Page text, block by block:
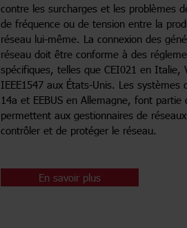
contre les surcharges et les problèmes
de fréquence ou de tension entre la
réseau lui-même. La connexion des
réseau doit être conforme à des
spécifiques, telles que CEI021 en Italie,
IEEE1547 aux États-Unis. Les
14a et EEBUS en Allemagne, font
permettent aux gestionnaires de
contrôler et de protéger le réseau.
En savoir plus